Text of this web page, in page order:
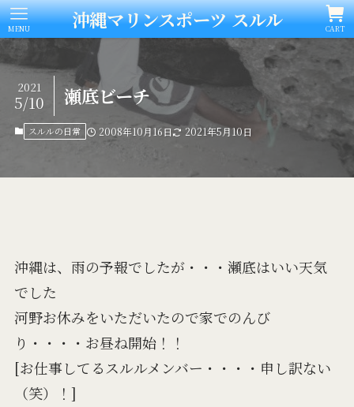
沖縄マリンスポーツ スルル CART
MENU
瀬底ビーチ
2021
5/10
スルルの日常 2008年10月16日 2021年5月10日
沖縄は、雨の予報でしたが・・・瀬底はいい天気
でした
河野お休みをいただいたので家でのんび
り・・・・お昼ね開始！！
[お仕事してるスルルメンバー・・・・申し訳ない
（笑）！]